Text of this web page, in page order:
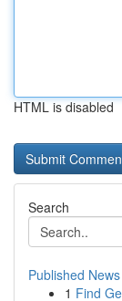
HTML is disabled
Search
Published News
1 Find